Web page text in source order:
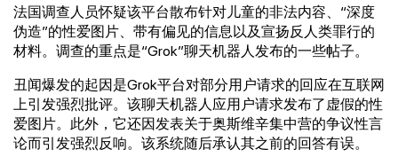
法国调查人员怀疑该平台散布针对儿童的非法内容、“深度
伪造”的性爱图片、带有偏见的信息以及宣扬反人类罪行的
材料。调查的重点是“Grok”聊天机器人发布的一些帖子。
丑闻爆发的起因是Grok平台对部分用户请求的回应在互联网
上引发强烈批评。该聊天机器人应用户请求发布了虚假的性
爱图片。此外，它还因发表关于奥斯维辛集中营的争议性言
论而引发强烈反响。该系统随后承认其之前的回答有误。